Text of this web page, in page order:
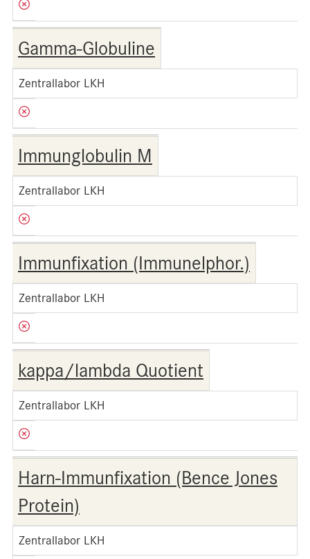
Gamma-Globuline
Zentrallabor LKH
Immunglobulin M
Zentrallabor LKH
Immunfixation (Immunelphor.)
Zentrallabor LKH
kappa/lambda Quotient
Zentrallabor LKH
Harn-Immunfixation (Bence Jones
Protein)
Zentrallabor LKH